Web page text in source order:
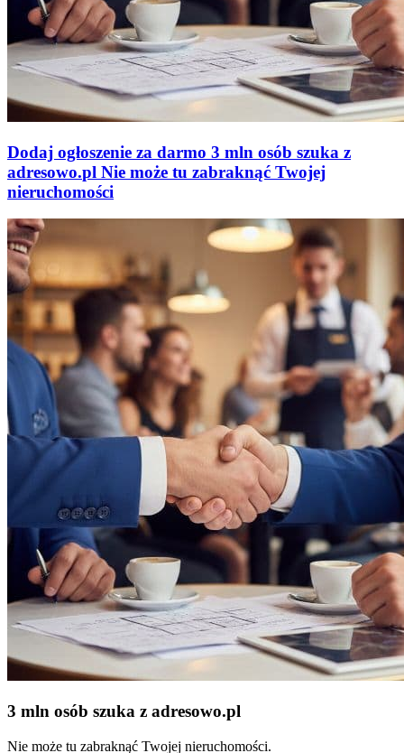
Dodaj ogłoszenie za darmo 3 mln osób szuka z
adresowo.pl Nie może tu zabraknąć Twojej
nieruchomości
3 mln osób szuka z adresowo.pl
Nie może tu zabraknąć Twojej nieruchomości.